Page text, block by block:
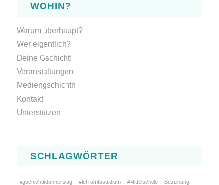
WOHIN?
Warum überhaupt?
Wer eigentlich?
Deine Gschicht!
Veranstaltungen
Mediengschichtn
Kontakt
Unterstützen
SCHLAGWÖRTER
#gschichtndonnerstag #lehramtsstudium #Mittelschule Beziehung